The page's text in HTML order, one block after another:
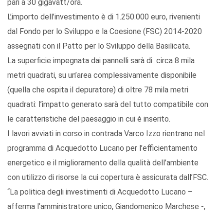
pari a 30 gigavatt/ora.
L’importo dell’investimento è di 1.250.000 euro, rivenienti
dal Fondo per lo Sviluppo e la Coesione (FSC) 2014-2020
assegnati con il Patto per lo Sviluppo della Basilicata.
La superficie impegnata dai pannelli sarà di circa 8 mila
metri quadrati, su un’area complessivamente disponibile
(quella che ospita il depuratore) di oltre 78 mila metri
quadrati: l’impatto generato sarà del tutto compatibile con
le caratteristiche del paesaggio in cui è inserito.
I lavori avviati in corso in contrada Varco Izzo rientrano nel
programma di Acquedotto Lucano per l’efficientamento
energetico e il miglioramento della qualità dell’ambiente
con utilizzo di risorse la cui copertura è assicurata dall’FSC.
“La politica degli investimenti di Acquedotto Lucano –
afferma l’amministratore unico, Giandomenico Marchese -,